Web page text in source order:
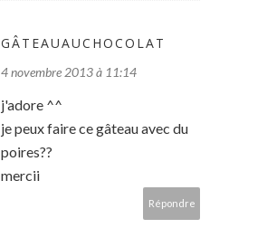
GÂTEAUAUCHOCOLAT
4 novembre 2013 à 11:14
j'adore ^^
je peux faire ce gâteau avec du
poires??
mercii
Répondre